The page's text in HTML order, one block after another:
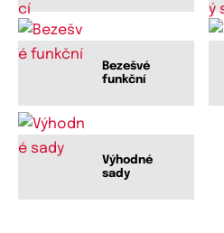
Bezešvé
funkční
Výhodné
sady